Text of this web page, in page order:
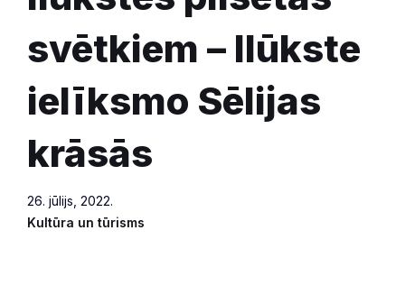
svētkiem – Ilūkste
ielīksmo Sēlijas
krāsās
26. jūlijs, 2022.
Kultūra un tūrisms